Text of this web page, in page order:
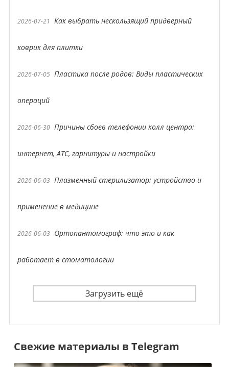
2026-07-21 Как выбрать нескользящий придверный
коврик для плитки
2026-07-05 Пластика после родов: Виды пластических
операций
2026-06-30 Причины сбоев телефонии колл центра:
интернет, АТС, гарнитуры и настройки
2026-06-03 Плазменный стерилизатор: устройство и
применение в медицине
2026-06-03 Ортопантомограф: что это и как
работает в стоматологии
Загрузить ещё
Свежие материалы в Telegram